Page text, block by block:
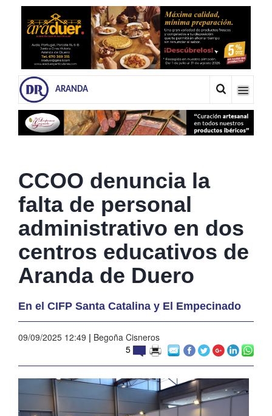
ARANDA
CCOO denuncia la
falta de personal
administrativo en dos
centros educativos de
Aranda de Duero
En el CIFP Santa Catalina y El Empecinado
09/09/2025 12:49 | Begoña Cisneros
5